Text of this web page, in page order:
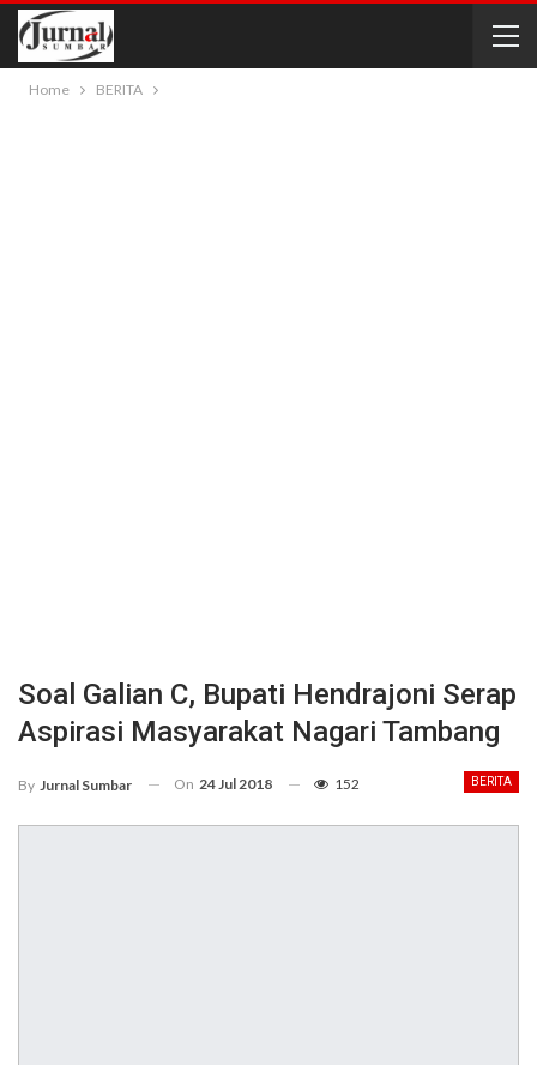
Home BERITA
Soal Galian C, Bupati Hendrajoni Serap
Aspirasi Masyarakat Nagari Tambang
BERITA
By Jurnal Sumbar On 24 Jul 2018 152